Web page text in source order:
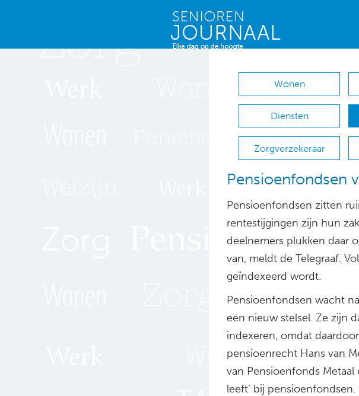
Wonen
Diensten
Zorgverzekeraar
Pensioenfondsen
Pensioenfondsen zitten
rentestijgingen zijn hun
deelnemers plukken daar
van, meldt de Telegraaf.
geïndexeerd wordt.
Pensioenfondsen wacht
een nieuw stelsel. Ze zijn
indexeren, omdat
pensioenrecht Hans van
van Pensioenfonds Metaal
leeft’ bij pensioenfondsen.